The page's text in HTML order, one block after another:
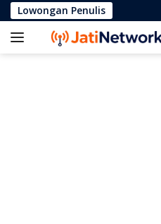
Skip
to
content
Lowongan Penulis